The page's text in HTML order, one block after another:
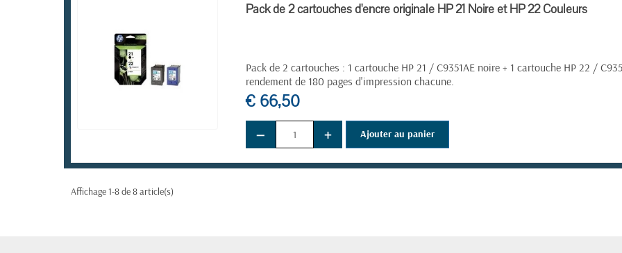
Pack de 2 cartouches d'encre originale HP 21 Noire et HP 22 Couleurs
Pack de 2 cartouches : 1 cartouche HP 21 / C9351AE noire + 1 cartouche HP 22 /
rendement de 180 pages d'impression chacune.
€ 66,50
− + Ajouter au panier
Affichage 1-8 de 8 article(s)